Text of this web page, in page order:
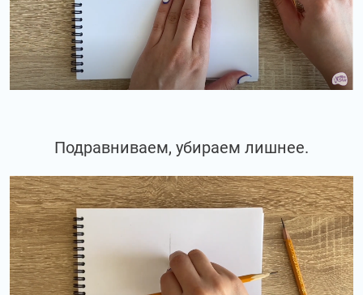
Подравниваем, убираем лишнее.